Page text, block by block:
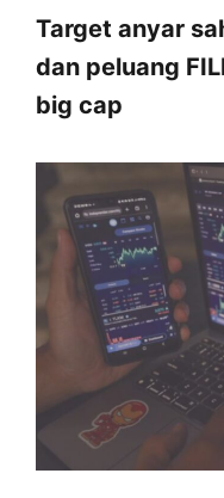
Target anyar
dan peluang
big cap